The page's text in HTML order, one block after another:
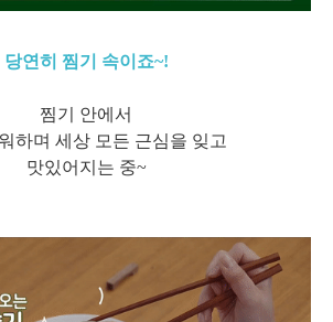
당연히 찜기 속이죠~!
찜기 안에서
하며 세상 모든 근심을 잊고
맛있어지는 중~